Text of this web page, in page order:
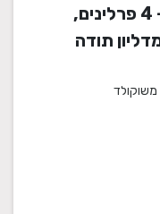
מארז הפתעה בשקית ירוקה - 4 פרלינים,
תודה
משוקולד